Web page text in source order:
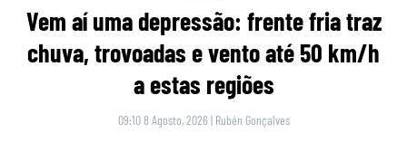
Vem aí uma depressão: frente fria traz
chuva, trovoadas e vento até 50 km/h
a estas regiões
09:10 8 Agosto, 2026 | Rubén Gonçalves